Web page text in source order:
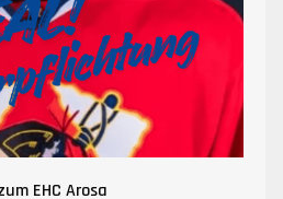
EHC Arosa